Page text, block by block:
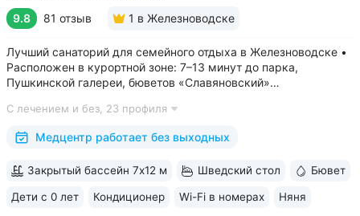
9.8 81 отзыв 1 в Железноводске
Лучший санаторий для семейного отдыха в Железноводске •
Расположен в курортной зоне: 7–13 минут до парка,
Пушкинской галереи, бюветов «Славяновский»
«Славяновская» • Все в одном здании: не нужно выходить
на улицу, чтобы получить лечение,...
С лечением и без, 23 профиля
Медцентр работает без выходных
Закрытый бассейн 7х12 м Шведский стол Бювет
Дети с 0 лет Кондиционер Wi-Fi в номерах Няня